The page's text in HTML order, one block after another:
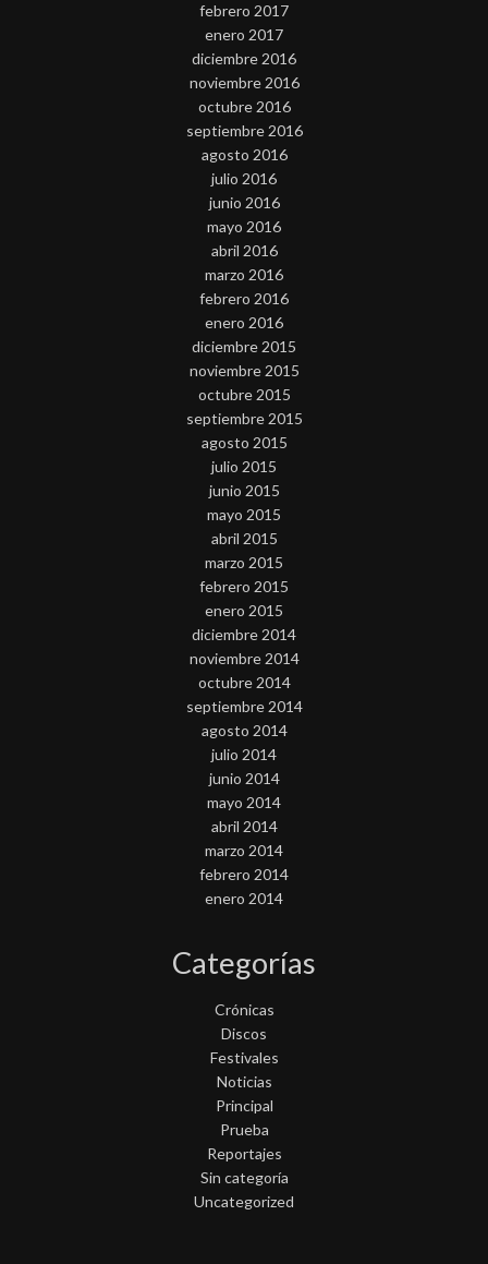
febrero 2017
enero 2017
diciembre 2016
noviembre 2016
octubre 2016
septiembre 2016
agosto 2016
julio 2016
junio 2016
mayo 2016
abril 2016
marzo 2016
febrero 2016
enero 2016
diciembre 2015
noviembre 2015
octubre 2015
septiembre 2015
agosto 2015
julio 2015
junio 2015
mayo 2015
abril 2015
marzo 2015
febrero 2015
enero 2015
diciembre 2014
noviembre 2014
octubre 2014
septiembre 2014
agosto 2014
julio 2014
junio 2014
mayo 2014
abril 2014
marzo 2014
febrero 2014
enero 2014
Categorías
Crónicas
Discos
Festivales
Noticias
Principal
Prueba
Reportajes
Sin categoría
Uncategorized